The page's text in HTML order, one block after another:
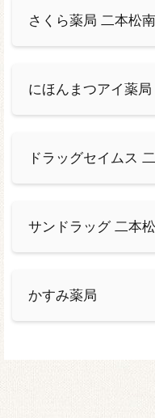
さくら薬局 二本松
にほんまつアイ薬局
ドラッグセイムス
サンドラッグ 二本
かすみ薬局